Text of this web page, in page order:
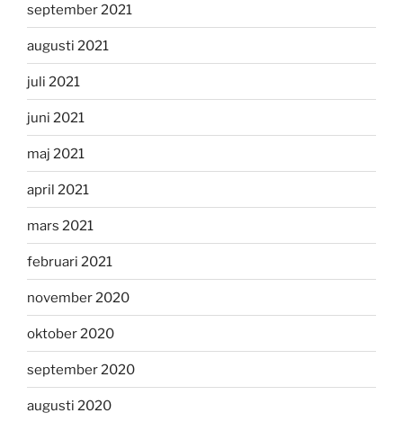
september 2021
augusti 2021
juli 2021
juni 2021
maj 2021
april 2021
mars 2021
februari 2021
november 2020
oktober 2020
september 2020
augusti 2020